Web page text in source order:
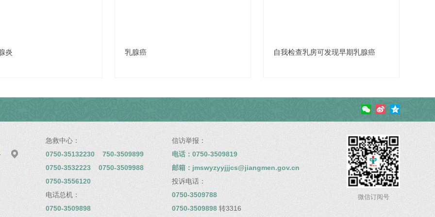
炎 乳腺癌 自我检查乳房可发现早期乳腺癌

急救中心：
0750-35132230 750-3509899
0750-3532223 0750-3509988
0750-3556120
电话总机：
0750-3509898
信访举报：
电话：0750-3509819
邮箱：jmswyzyyjjjcs@jiangmen.gov.cn
投诉电话：
0750-3509788
0750-3509898 转3316
微信订阅号